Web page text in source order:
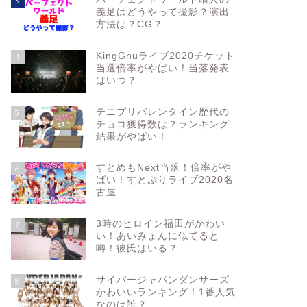
義足はどうやって撮影？演出
方法は？CG？
4
KingGnuライブ2020チケット
当選倍率がやばい！当落発表
はいつ？
5
テニプリバレンタイン歴代の
チョコ獲得数は？ランキング
結果がやばい！
6
すとめもNext当落！倍率がや
ばい！すとぷりライブ2020名
古屋
7
3時のヒロイン福田がかわい
い！あいみょんに似てると
噂！彼氏はいる？
8
サイバージャパンダンサーズ
かわいいランキング！1番人気
なのは誰？